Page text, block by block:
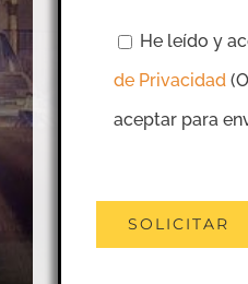
He leído y
de Privacidad
aceptar para